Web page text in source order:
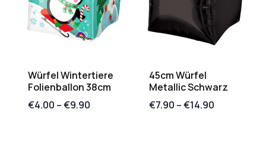
Würfel Wintertiere
Folienballon 38cm
€4.00 –€9.90
45cm Würfel
Metallic Schwarz
€7.90 –€14.90